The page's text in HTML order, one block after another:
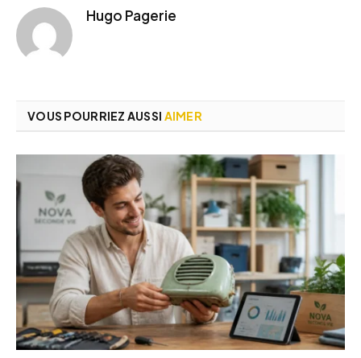
Hugo Pagerie
VOUS POURRIEZ AUSSI AIMER